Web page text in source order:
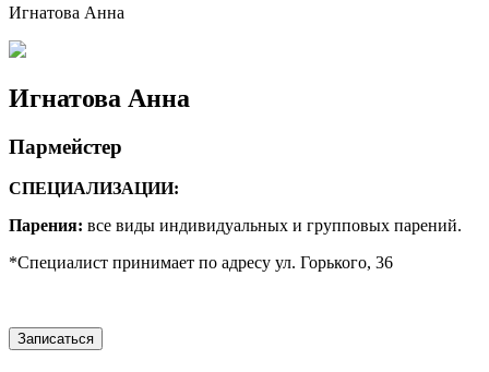
Игнатова Анна
Игнатова Анна
Пармейстер
СПЕЦИАЛИЗАЦИИ:
Парения: все виды индивидуальных и групповых парений.
*Специалист принимает по адресу ул. Горького, 36
Записаться